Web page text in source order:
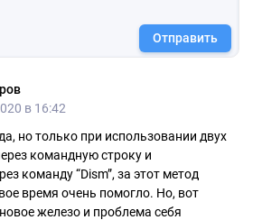
Отправить
в 16:42
но только при использовании двух
командную строку и
команду “Dism”, за этот метод
время очень помогло. Но, вот
железо и проблема себя